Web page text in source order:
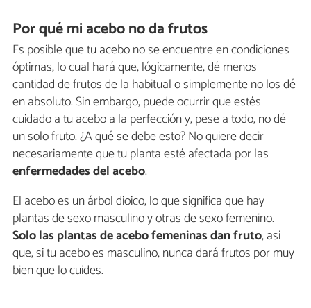
Por qué mi acebo no da frutos
Es posible que tu acebo no se encuentre en condiciones
óptimas, lo cual hará que, lógicamente, dé menos
cantidad de frutos de la habitual o simplemente no los dé
en absoluto. Sin embargo, puede ocurrir que estés
cuidado a tu acebo a la perfección y, pese a todo, no dé
un solo fruto. ¿A qué se debe esto? No quiere decir
necesariamente que tu planta esté afectada por las
enfermedades del acebo.
El acebo es un árbol dioico, lo que significa que hay
plantas de sexo masculino y otras de sexo femenino.
Solo las plantas de acebo femeninas dan fruto, así
que, si tu acebo es masculino, nunca dará frutos por muy
bien que lo cuides.